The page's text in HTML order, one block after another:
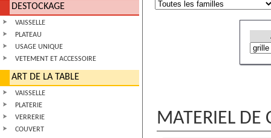
DESTOCKAGE
VAISSELLE
PLATEAU
USAGE UNIQUE
VETEMENT ET ACCESSOIRE
ART DE LA TABLE
VAISSELLE
PLATERIE
VERRERIE
COUVERT
MATERIEL DE